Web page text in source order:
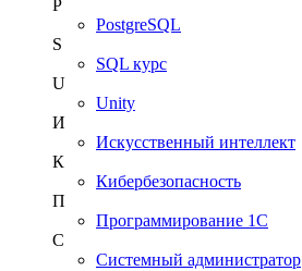
P
PostgreSQL
S
SQL курс
U
Unity
И
Искусственный интеллект
К
Кибербезопасность
П
Программирование 1С
С
Системный администратор